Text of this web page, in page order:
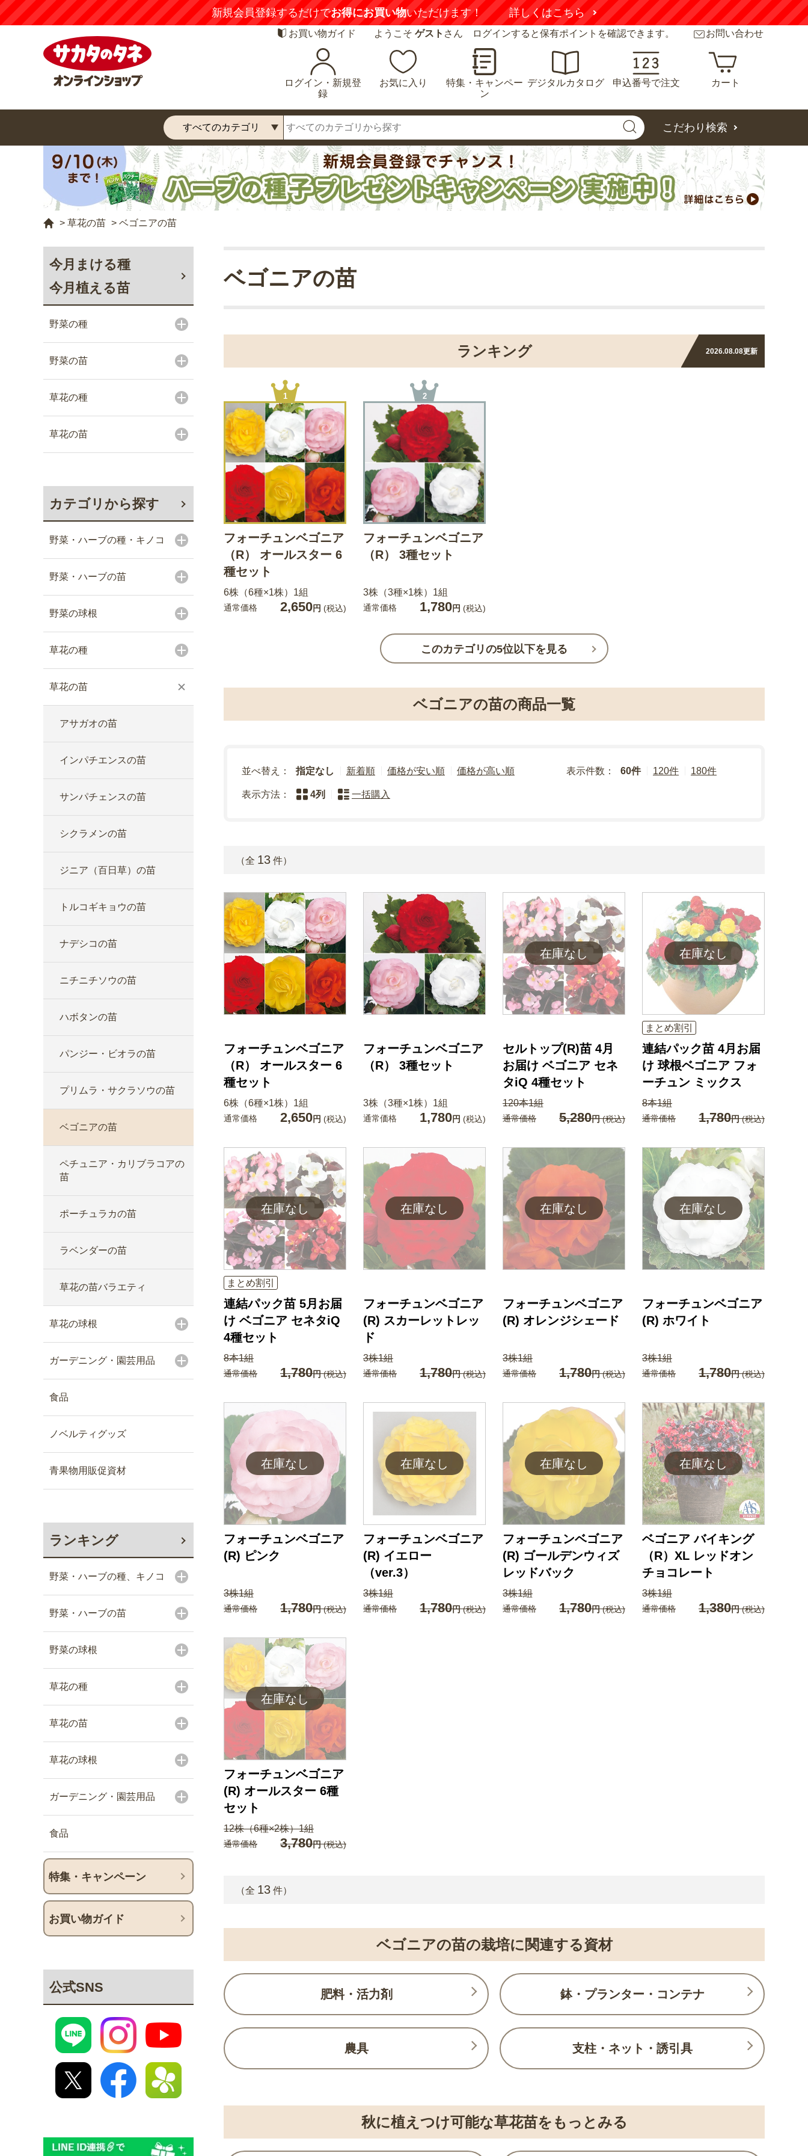
新規会員登録するだけでお得にお買い物いただけます！ 詳しくはこちら
お買い物ガイド ようこそ ゲスト さん ログインすると保有ポイントを確認できます。 お問い合わせ
ログイン・新規登
録
お気に入り
特集・キャンペー
ン
デジタルカタログ 申込番号で注文 カート
こだわり検索
> 草花の苗 > ベゴニアの苗
今月まける種
今月植える苗
野菜の種
野菜の苗
草花の種
草花の苗
カテゴリから探す
野菜・ハーブの種・キノコ
野菜・ハーブの苗
野菜の球根
草花の種
草花の苗
アサガオの苗
インパチエンスの苗
サンパチェンスの苗
シクラメンの苗
ジニア（百日草）の苗
トルコギキョウの苗
ナデシコの苗
ニチニチソウの苗
ハボタンの苗
パンジー・ビオラの苗
プリムラ・サクラソウの苗
ベゴニアの苗
ペチュニア・カリブラコアの
苗
ポーチュラカの苗
ラベンダーの苗
草花の苗バラエティ
草花の球根
ガーデニング・園芸用品
食品
ノベルティグッズ
青果物用販促資材
ランキング
野菜・ハーブの種、キノコ
野菜・ハーブの苗
野菜の球根
草花の種
草花の苗
草花の球根
ガーデニング・園芸用品
食品
特集・キャンペーン
お買い物ガイド
公式SNS
ベゴニアの苗
ランキング 2026.08.08更新
1
フォーチュンベゴニア
（R） オールスター 6
種セット
6株（6種×1株）1組
通常価格 2,650円 (税込)
2
フォーチュンベゴニア
（R） 3種セット
3株（3種×1株）1組
通常価格 1,780円 (税込)
このカテゴリの5位以下を見る
ベゴニアの苗の商品一覧
並べ替え： 指定なし 新着順 価格が安い順 価格が高い順 表示件数： 60件 120件 180件
表示方法： 4列 一括購入
（全 13 件）
フォーチュンベゴニア
（R） オールスター 6
種セット
6株（6種×1株）1組
通常価格 2,650円 (税込)
フォーチュンベゴニア
（R） 3種セット
3株（3種×1株）1組
通常価格 1,780円 (税込)
セルトップ(R)苗 4月
お届け ベゴニア セネ
タiQ 4種セット
120本1組
通常価格 5,280円(税込)
まとめ割引
連結パック苗 4月お届
け 球根ベゴニア フォ
ーチュン ミックス
8本1組
通常価格 1,780円(税込)
まとめ割引
連結パック苗 5月お届
け ベゴニア セネタiQ
4種セット
8本1組
通常価格 1,780円(税込)
フォーチュンベゴニア
(R) スカーレットレッ
ド
3株1組
通常価格 1,780円(税込)
フォーチュンベゴニア
(R) オレンジシェード
3株1組
通常価格 1,780円(税込)
フォーチュンベゴニア
(R) ホワイト
3株1組
通常価格 1,780円(税込)
フォーチュンベゴニア
(R) ピンク
3株1組
通常価格 1,780円(税込)
フォーチュンベゴニア
(R) イエロー
（ver.3）
3株1組
通常価格 1,780円(税込)
フォーチュンベゴニア
(R) ゴールデンウィズ
レッドバック
3株1組
通常価格 1,780円(税込)
ベゴニア バイキング
（R）XL レッドオン
チョコレート
3株1組
通常価格 1,380円(税込)
フォーチュンベゴニア
(R) オールスター 6種
セット
12株（6種×2株）1組
通常価格 3,780円(税込)
（全 13 件）
ベゴニアの苗の栽培に関連する資材
肥料・活力剤 鉢・プランター・コンテナ
農具 支柱・ネット・誘引具
秋に植えつけ可能な草花苗をもっとみる